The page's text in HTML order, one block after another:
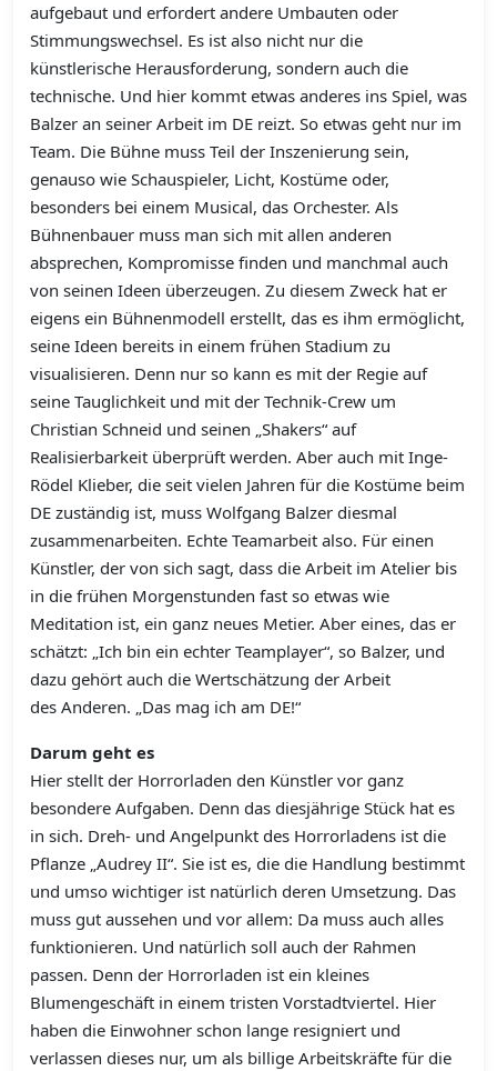
aufgebaut und erfordert andere Umbauten oder
Stimmungswechsel. Es ist also nicht nur die
künstlerische Herausforderung, sondern auch die
technische. Und hier kommt etwas anderes ins Spiel, was
Balzer an seiner Arbeit im DE reizt. So etwas geht nur im
Team. Die Bühne muss Teil der Inszenierung sein,
genauso wie Schauspieler, Licht, Kostüme oder,
besonders bei einem Musical, das Orchester. Als
Bühnenbauer muss man sich mit allen anderen
absprechen, Kompromisse finden und manchmal auch
von seinen Ideen überzeugen. Zu diesem Zweck hat er
eigens ein Bühnenmodell erstellt, das es ihm ermöglicht,
seine Ideen bereits in einem frühen Stadium zu
visualisieren. Denn nur so kann es mit der Regie auf
seine Tauglichkeit und mit der Technik-Crew um
Christian Schneid und seinen „Shakers“ auf
Realisierbarkeit überprüft werden. Aber auch mit Inge-
Rödel Klieber, die seit vielen Jahren für die Kostüme beim
DE zuständig ist, muss Wolfgang Balzer diesmal
zusammenarbeiten. Echte Teamarbeit also. Für einen
Künstler, der von sich sagt, dass die Arbeit im Atelier bis
in die frühen Morgenstunden fast so etwas wie
Meditation ist, ein ganz neues Metier. Aber eines, das er
schätzt: „Ich bin ein echter Teamplayer“, so Balzer, und
dazu gehört auch die Wertschätzung der Arbeit
des Anderen. „Das mag ich am DE!“
Darum geht es
Hier stellt der Horrorladen den Künstler vor ganz
besondere Aufgaben. Denn das diesjährige Stück hat es
in sich. Dreh- und Angelpunkt des Horrorladens ist die
Pflanze „Audrey II“. Sie ist es, die die Handlung bestimmt
und umso wichtiger ist natürlich deren Umsetzung. Das
muss gut aussehen und vor allem: Da muss auch alles
funktionieren. Und natürlich soll auch der Rahmen
passen. Denn der Horrorladen ist ein kleines
Blumengeschäft in einem tristen Vorstadtviertel. Hier
haben die Einwohner schon lange resigniert und
verlassen dieses nur, um als billige Arbeitskräfte für die